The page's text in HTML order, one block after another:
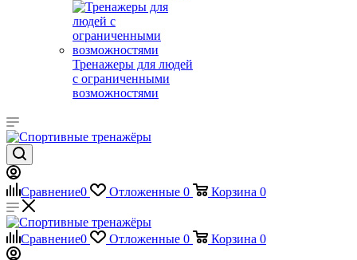
Тренажеры для людей
с ограниченными
возможностями
Сравнение0 Отложенные 0 Корзина 0
Сравнение0 Отложенные 0 Корзина 0